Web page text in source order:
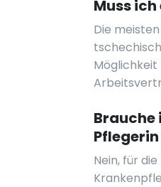
Muss
Die
Brauche
Nein, für